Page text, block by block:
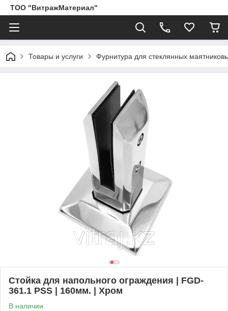
ТОО "ВитражМатериал"
Товары и услуги Фурнитура для стеклянных
Стойка для напольного ограждения | FGD-
361.1 PSS | 160мм. | Хром
В наличии